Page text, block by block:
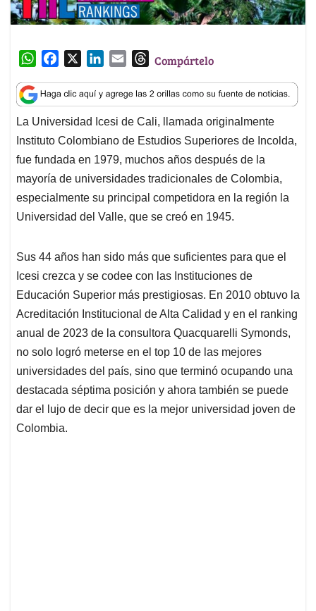
W
a
t
s
A
p
p
c
e
b
o
o
k
n
k
e
d
I
n
a
i
l
T
r
e
a
d
s
Compártelo
La Universidad Icesi de Cali, llamada originalmente
Instituto Colombiano de Estudios Superiores de Incolda,
fue fundada en 1979, muchos años después de la
mayoría de universidades tradicionales de Colombia,
especialmente su principal competidora en la región la
Universidad del Valle, que se creó en 1945.
Sus 44 años han sido más que suficientes para que el
Icesi crezca y se codee con las Instituciones de
Educación Superior más prestigiosas. En 2010 obtuvo la
Acreditación Institucional de Alta Calidad y en el ranking
anual de 2023 de la consultora Quacquarelli Symonds,
no solo logró meterse en el top 10 de las mejores
universidades del país, sino que terminó ocupando una
destacada séptima posición y ahora también se puede
dar el lujo de decir que es la mejor universidad joven de
Colombia.